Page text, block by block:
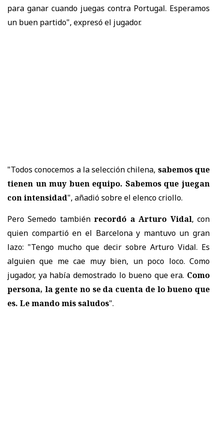
para ganar cuando juegas contra Portugal. Esperamos
un buen partido", expresó el jugador.
"Todos conocemos a la selección chilena, sabemos que
tienen un muy buen equipo. Sabemos que juegan
con intensidad", añadió sobre el elenco criollo.
Pero Semedo tambiénrecordó a Arturo Vidal, con
quien compartió en el Barcelona y mantuvo un gran
lazo: "Tengo mucho que decir sobre Arturo Vidal. Es
alguien que me cae muy bien, un poco loco. Como
jugador, ya había demostrado lo bueno que era. Como
persona, la gente no se da cuenta de lo bueno que
es. Le mando mis saludos".